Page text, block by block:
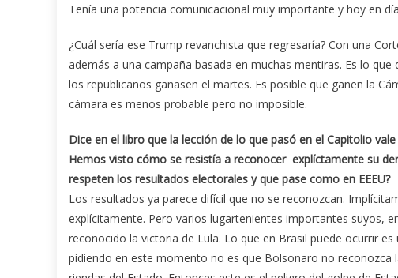
Tenía una potencia comunicacional muy importante y hoy en
¿Cuál sería ese Trump revanchista que regresaría? Con una
además a una campaña basada en muchas mentiras. Es lo
los republicanos ganasen el martes. Es posible que ganen la
cámara es menos probable pero no imposible.
Dice en el libro que la lección de lo que pasó en el Capitolio
Hemos visto cómo se resistía a reconocer explíctamente su
respeten los resultados electorales y que pase como en EEEU?
Los resultados ya parece difícil que no se reconozcan.
explícitamente. Pero varios lugartenientes importantes suyos,
reconocido la victoria de Lula. Lo que en Brasil puede ocurrir
pidiendo en este momento no es que Bolsonaro no reconozca